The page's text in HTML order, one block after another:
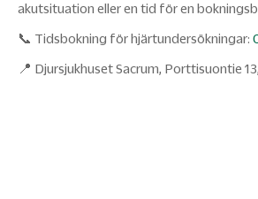
akutsituation eller en tid för en
📞 Tidsbokning för hjärtundersökningar:
📍 Djursjukhuset Sacrum, Porttisuontie